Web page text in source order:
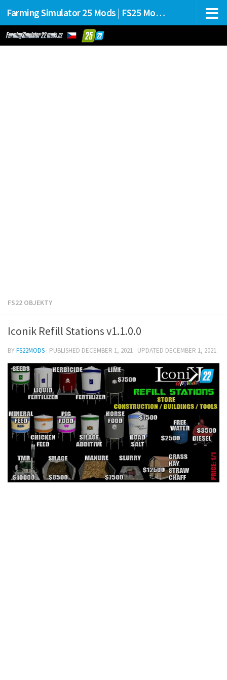
Farming Simulator 25 Mods | FS25 Mods Stahování
FS22 OBJEKTY
Iconik Refill Stations v1.1.0.0
BYFS22MODS · PUBLISHED DECEMBER 1, 2021 · UPDATED DECEMBER 1, 2021